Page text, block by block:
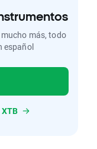
mucho más, todo
español